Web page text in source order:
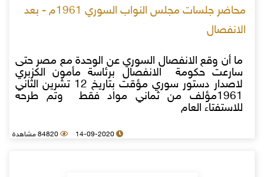
محاضر جلسات مجلس النواب السوري 1961م - بعد
الانفصال
ما أن وقع الانفصال السوري عن الوحدة مع مصر حتى
سارعت حكومة الانفصال برئاسة مأمون الكزبري
لاصدار دستور سوري مؤقت بتاريخ 12 تشرين الثاني
1961مؤلف من ثماني مواد فقط وتم طرحه
للاستفتاء العام
14-09-2020 84820 مشاهدة